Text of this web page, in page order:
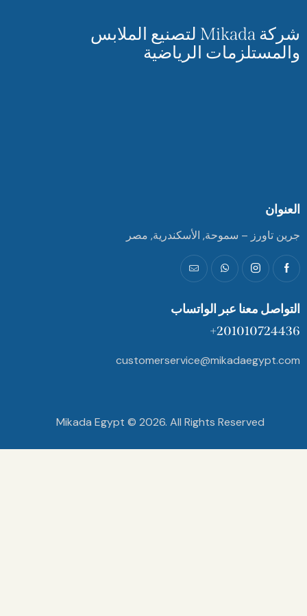
شركة Mikada لتصنيع الملابس
الرياضية
– سموحة, الأسكندرية, مصر
معنا عبر الواتساب
Mikada Egypt © 2026. All Rights Reserved